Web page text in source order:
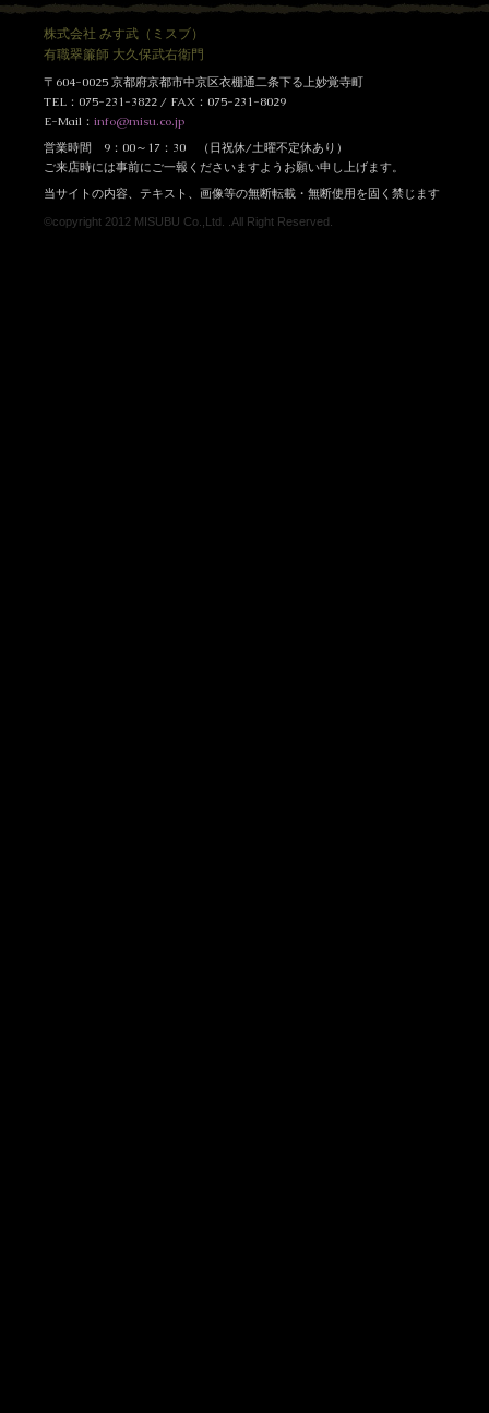
株式会社 みす武（ミスブ）
有職翠簾師 大久保武右衛門
〒604-0025 京都府京都市中京区衣棚通二条下る上妙覚寺町
TEL：075-231-3822 / FAX：075-231-8029
E-Mail： info@misu.co.jp
営業時間 9：00～17：30 （日祝休/土曜不定休あり）
ご来店時には事前にご一報くださいますようお願い申し上げます。
当サイトの内容、テキスト、画像等の無断転載・無断使用を固く禁じます
©copyright 2012 MISUBU Co.,Ltd. .All Right Reserved.